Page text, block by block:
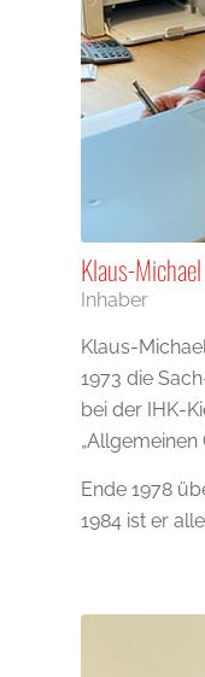
Klaus-
Inhaber
Klaus-
1973 die
bei der IHK-
„Allgemeinen
Ende 1978
1984 ist er